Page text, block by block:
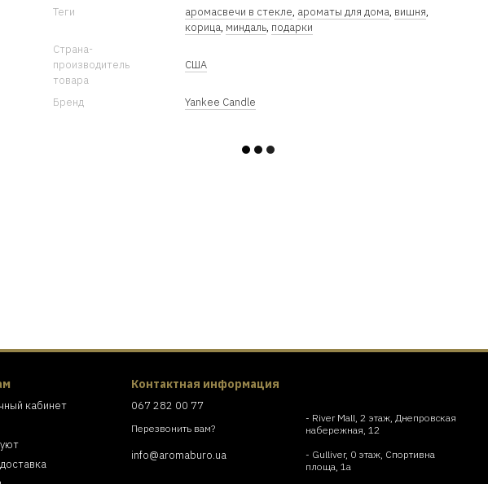
Теги
аромасвечи в стекле, ароматы для дома, вишня,
корица, миндаль, подарки
Страна-
производитель
товара
США
Бренд Yankee Candle
кабинет
Контактная информация
067 282 00 77
Перезвонить вам?
info@aromaburo.ua
- River Mall, 2 этаж, Днепровская
набережная, 12
- Gulliver, 0 этаж, Спортивна
площа, 1a